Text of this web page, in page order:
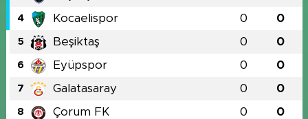
4 Kocaelispor 0 0
5 Beşiktaş 0 0
6 Eyüpspor 0 0
7 Galatasaray 0 0
8 Çorum FK 0 0